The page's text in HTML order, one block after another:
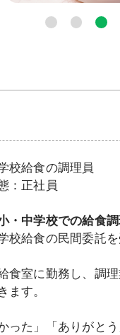
校給食の調理員
：正社員
・中学校での給食
校給食の民間委託
食室に勤務し、調
ます。
った」「ありがと